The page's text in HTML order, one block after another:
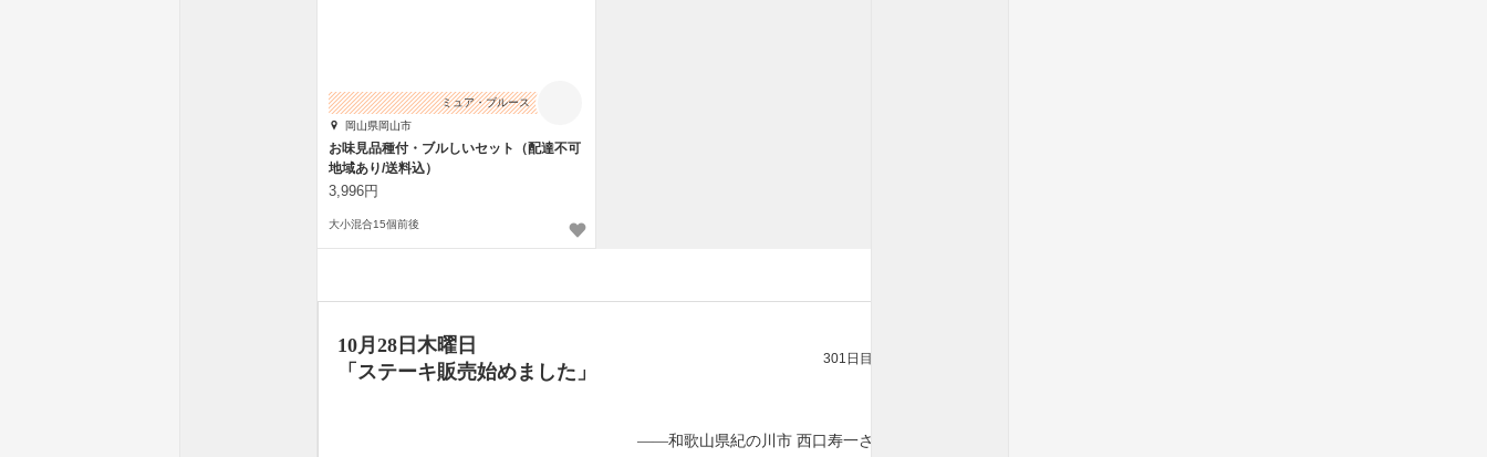
ミュア・ブルース
岡山県岡山市
お味見品種付・ブルしいセット（配達不可
地域あり/送料込）
3,996円
大小混合15個前後
10月28日木曜日
「ステーキ販売始めました」
301日目
——和歌山県紀の川市 西口寿一さん